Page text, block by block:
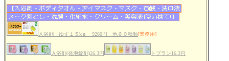
入浴剤 ゆず１５kｇ 9280円 他６０種類[業務用]
入浴剤(発泡錠剤)26.3円 トプラン16.3円